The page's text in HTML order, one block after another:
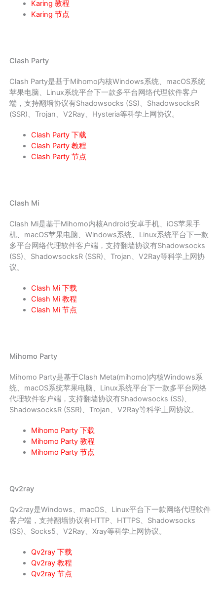
Karing 教程
Karing 节点
Clash Party
Clash Party是基于Mihomo内核Windows系统、macOS系统
苹果电脑、Linux系统平台下一款多平台网络代理软件客户
端，支持翻墙协议有Shadowsocks (SS)、ShadowsocksR
(SSR)、Trojan、V2Ray、Hysteria等科学上网协议。
Clash Party 下载
Clash Party 教程
Clash Party 节点
Clash Mi
Clash Mi是基于Mihomo内核Android安卓手机、iOS苹果手
机、macOS苹果电脑、Windows系统、Linux系统平台下一款
多平台网络代理软件客户端，支持翻墙协议有Shadowsocks
(SS)、ShadowsocksR (SSR)、Trojan、V2Ray等科学上网协
议。
Clash Mi 下载
Clash Mi 教程
Clash Mi 节点
Mihomo Party
Mihomo Party是基于Clash Meta(mihomo)内核Windows系
统、macOS系统苹果电脑、Linux系统平台下一款多平台网络
代理软件客户端，支持翻墙协议有Shadowsocks (SS)、
ShadowsocksR (SSR)、Trojan、V2Ray等科学上网协议。
Mihomo Party 下载
Mihomo Party 教程
Mihomo Party 节点
Qv2ray
Qv2ray是Windows、macOS、Linux平台下一款网络代理软件
客户端，支持翻墙协议有HTTP、HTTPS、Shadowsocks
(SS)、Socks5、V2Ray、Xray等科学上网协议。
Qv2ray 下载
Qv2ray 教程
Qv2ray 节点